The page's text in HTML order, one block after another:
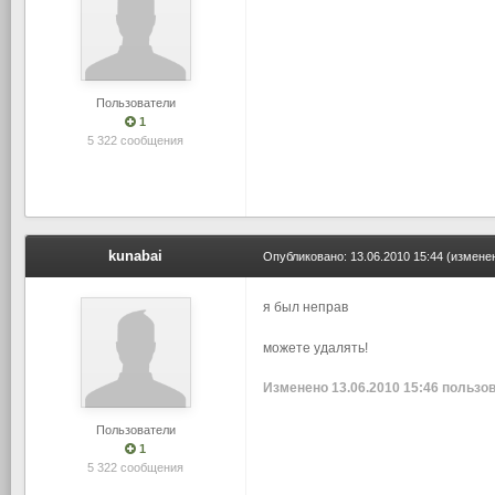
Пользователи
1
5 322 сообщения
kunabai
Пользователи
1
5 322 сообщения
Опубликовано: 13.06.2010 15:44
я был неправ
можете удалять!
Изменено 13.06.2010 15:46